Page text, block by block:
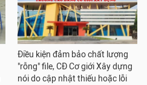
Điều kiện đảm bảo chất lượng
"rỗng" file, CĐ Cơ giới Xây dựng
nói do cập nhật thiếu hoặc lỗi